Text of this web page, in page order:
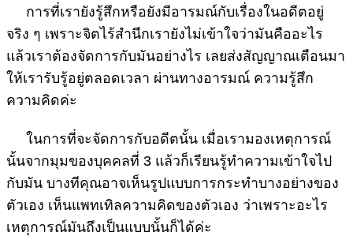
การที่เรายังรู้สึกหรือยังมีอารมณ์กับเรื่องในอดีตอยู่
จริง ๆ เพราะจิตไร้สำนึกเรายังไม่เข้าใจว่ามันคืออะไร
แล้วเราต้องจัดการกับมันอย่างไร เลยส่งสัญญาณเตือนมา
ให้เรารับรู้อยู่ตลอดเวลา ผ่านทางอารมณ์ ความรู้สึก
ความคิดค่ะ
ในการที่จะจัดการกับอดีตนั้น เมื่อเรามองเหตุการณ์
นั้นจากมุมของบุคคลที่ 3 แล้วก็เรียนรู้ทำความเข้าใจไป
กับมัน บางทีคุณอาจเห็นรูปแบบการกระทำบางอย่างของ
ตัวเอง เห็นแพทเทิลความคิดของตัวเอง ว่าเพราะอะไร
เหตุการณ์มันถึงเป็นแบบนั้นก็ได้ค่ะ